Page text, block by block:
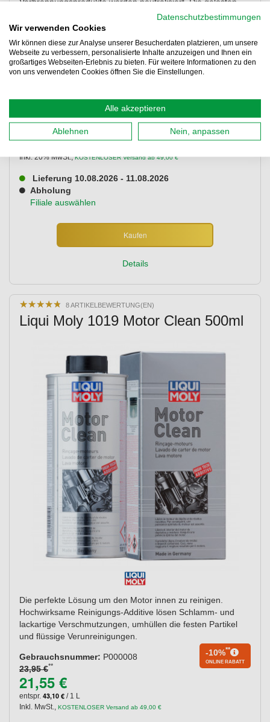
Verunreinigungen werden mit dem Altöl aus dem Motor
entfernt. Das Ergebnis der Motorinnenreinigung ist eine
deutlich verbesserte und auf allen Zylindern gleichmäßige
Kompression. Der gereinigte Motor erhält mit dem neuen
Motorenöl die optimale Performance für eine kraftvolle
Leistungsentfaltung. Reduzierter Ölverbrauch und
Details lesen
26,28 €**
-10%**
23,65 €
Inkl. 20% MwSt.,KOSTENLOSER Versand ab 49,00 €
Lieferung 10.08.2026 - 11.08.2026
Abholung
Filiale auswählen
Kaufen
Details
★★★★★
★★★★★ 8 ARTIKELBEWERTUNG(EN)
Liqui Moly 1019 Motor Clean 500ml
Die perfekte Lösung um den Motor innen zu reinigen.
Hochwirksame Reinigungs-Additive lösen Schlamm- und
lackartige Verschmutzungen, umhüllen die festen Partikel
und flüssige Verunreinigungen.
Gebrauchsnummer: P000008
23,95 €**
-10%**
ONLINE RABATT
21,55 €
entspr. 43,10 € / 1 L
Inkl. MwSt.
KOSTENLOSER Versand ab 49,00 €
Datenschutzbestimmungen
Wir verwenden Cookies
Wir können diese zur Analyse unserer Besucherdaten platzieren, um unsere
Webseite zu verbessern, personalisierte Inhalte anzuzeigen und Ihnen ein
großartiges Webseiten-Erlebnis zu bieten. Für weitere Informationen zu den
von uns verwendeten Cookies öffnen Sie die Einstellungen.
Alle akzeptieren
Ablehnen Nein, anpassen